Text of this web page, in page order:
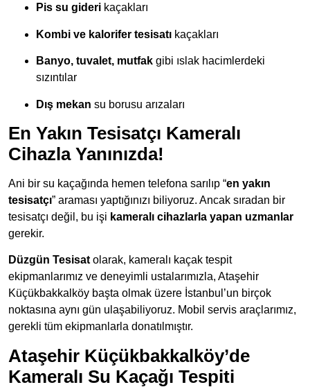
Pis su gideri kaçakları
Kombi ve kalorifer tesisatı kaçakları
Banyo, tuvalet, mutfak gibi ıslak hacimlerdeki
sızıntılar
Dış mekan su borusu arızaları
En Yakın Tesisatçı Kameralı
Cihazla Yanınızda!
Ani bir su kaçağında hemen telefona sarılıp “en yakın
tesisatçı” araması yaptığınızı biliyoruz. Ancak sıradan bir
tesisatçı değil, bu işi kameralı cihazlarla yapan uzmanlar
gerekir.
Düzgün Tesisat olarak, kameralı kaçak tespit
ekipmanlarımız ve deneyimli ustalarımızla, Ataşehir
Küçükbakkalköy başta olmak üzere İstanbul’un birçok
noktasına aynı gün ulaşabiliyoruz. Mobil servis araçlarımız,
gerekli tüm ekipmanlarla donatılmıştır.
Ataşehir Küçükbakkalköy’de
Kameralı Su Kaçağı Tespiti